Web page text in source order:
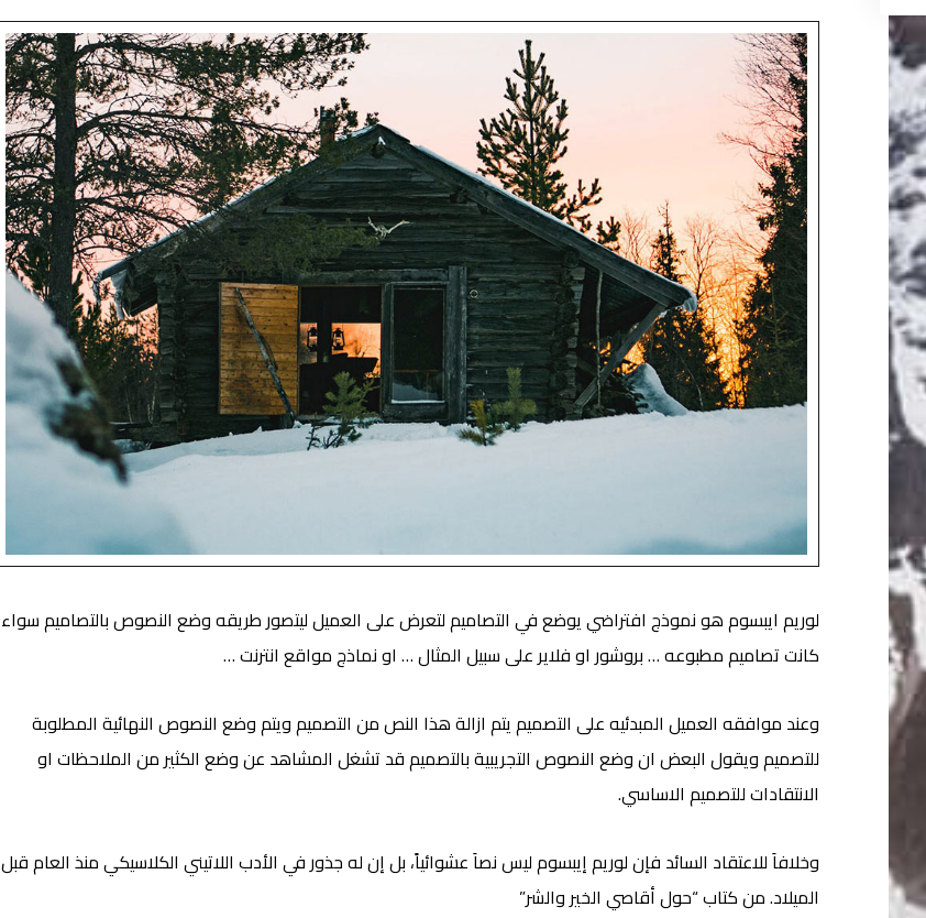
لوريم ايبسوم هو نموذج افتراضي يوضع في التصاميم لتعرض على العميل ليتصور طريقه وضع النصوص بالتصاميم سواء
كانت تصاميم مطبوعه … بروشور او فلاير على سبيل المثال … او نماذج مواقع انترنت …
وعند موافقه العميل المبدئيه على التصميم يتم ازالة هذا النص من التصميم ويتم وضع النصوص النهائية المطلوبة
للتصميم ويقول البعض ان وضع النصوص التجريبية بالتصميم قد تشغل المشاهد عن وضع الكثير من الملاحظات او
الانتقادات للتصميم الاساسي.
وخلافاَ للاعتقاد السائد فإن لوريم إيبسوم ليس نصاَ عشوائياً، بل إن له جذور في الأدب اللاتيني الكلاسيكي منذ العام قبل
الميلاد. من كتاب “حول أقاصي الخير والشر”